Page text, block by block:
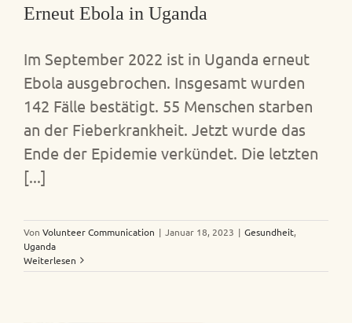
Erneut Ebola in Uganda
Im September 2022 ist in Uganda erneut
Ebola ausgebrochen. Insgesamt wurden
142 Fälle bestätigt. 55 Menschen starben
an der Fieberkrankheit. Jetzt wurde das
Ende der Epidemie verkündet. Die letzten
[...]
Von Volunteer Communication | Januar 18, 2023 | Gesundheit,
Uganda
Weiterlesen